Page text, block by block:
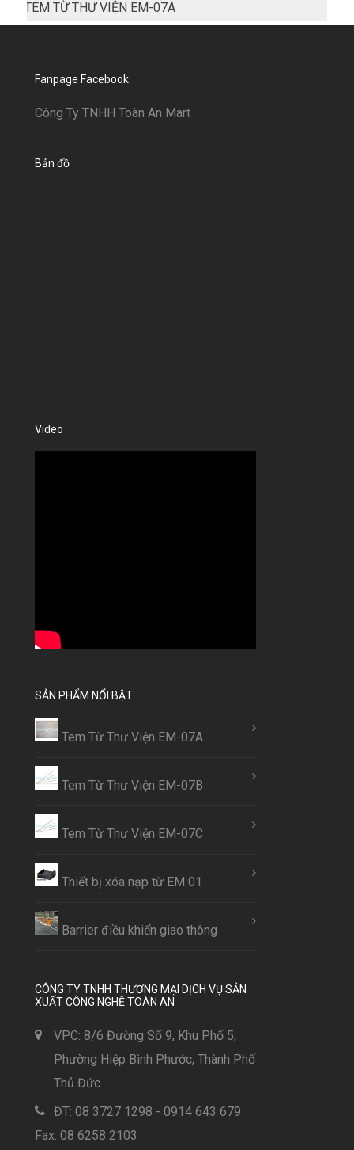
TEM TỪ THƯ VIỆN EM-07A
Fanpage Facebook
Công Ty TNHH Toàn An Mart
Bản đồ
Video
SẢN PHẨM NỔI BẬT
Tem Từ Thư Viện EM-07A
Tem Từ Thư Viện EM-07B
Tem Từ Thư Viện EM-07C
Thiết bị xóa nạp từ EM 01
Barrier điều khiển giao thông
CÔNG TY TNHH THƯƠNG MẠI DỊCH VỤ SẢN
XUẤT CÔNG NGHỆ TOÀN AN
VPC: 8/6 Đường Số 9, Khu Phố 5,
Phường Hiệp Bình Phước, Thành Phố
Thủ Đức
ĐT: 08 3727 1298 - 0914 643 679
Fax: 08 6258 2103